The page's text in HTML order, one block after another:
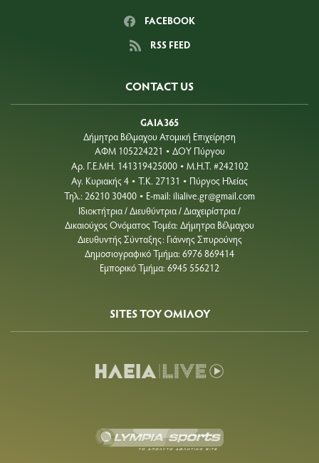
FACEBOOK
RSS FEED
CONTACT US
GAIA365
Δήμητρα Βέλμαχου Ατομική Επιχείρηση
ΑΦΜ 105224221 • ΔΟΥ Πύργου
Aρ. Γ.Ε.ΜΗ. 141319425000 • Μ.Η.Τ. #242102
Αγ. Κυριακής 4 • Τ.Κ. 27131 • Πύργος Ηλείας
Τηλ.: 26210 30400 • E-mail: ilialive.gr@gmail.com
Ιδιοκτήτρια / Διευθύντρια / Διαχειρίστρια /
Δικαιούχος Ονόματος Τομέα: Δήμητρα Βέλμαχου
Διευθυντής Σύνταξης: Γιάννης Σπυρούνης
Δημοσιογραφικό Τμήμα: 6976 869414
Εμπορικό Τμήμα: 6945 556212
SITES ΤΟΥ ΟΜΙΛΟΥ